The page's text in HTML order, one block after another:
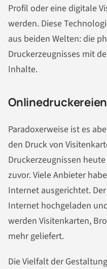
Profil oder eine digitale
werden. Diese
aus beiden Welten: die
Druckerzeugnisses mit
Inhalte.
Paradoxerweise ist es
den Druck von
Druckerzeugnissen
zuvor. Viele Anbieter
Internet ausgerichtet.
Internet hochgeladen
werden Visitenkarten,
mehr geliefert.
Die Vielfalt der